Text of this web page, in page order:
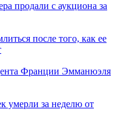
продали с аукциона за
после того, как ее
Франции Эмманюэля
умерли за неделю от